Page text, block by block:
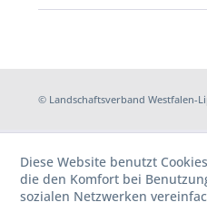
© Landschaftsverband Westfalen-
Diese Website benutzt
die den Komfort bei
sozialen Netzwerken